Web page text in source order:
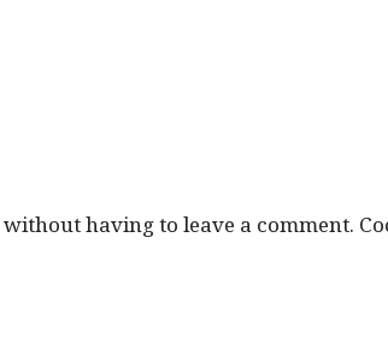
with­out hav­ing to leave a com­ment.